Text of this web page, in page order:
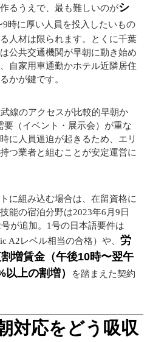
るうえで、最も難しいのがシ
9時に厚い人員を投入したいもの
人材は限られます。とくに千葉
公共交通機関が早朝に動き始め
自家用車通勤かホテル近隣居住
かが鍵です。
線のアクセスが比較的早朝か
要（イベント・展示会）が重な
に人員逼迫が起きるため、エリ
つ業者と組むことが安定運営に
に組み込む場合は、在留資格に
能の宿泊分野は2023年6月9日
が追加。1号の日本語要件は
A2レベル相当の合格）や、労
増賃金（午後10時〜翌午
上の割増）
を踏まえた契約
対応をどう吸収